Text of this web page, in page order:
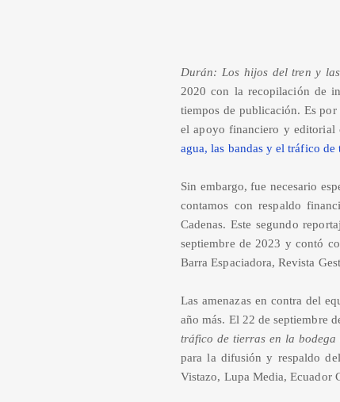
Durán: Los hijos del tren y
2020 con la recopilación de
tiempos de publicación. Es
el apoyo financiero y editorial
agua, las bandas y el tráfico de
Sin embargo, fue necesario
contamos con respaldo
Cadenas. Este segundo
septiembre de 2023 y contó
Barra Espaciadora, Revista
Las amenazas en contra del
año más. El 22 de septiembre
tráfico de tierras en la
para la difusión y respaldo
Vistazo, Lupa Media, Ecuador